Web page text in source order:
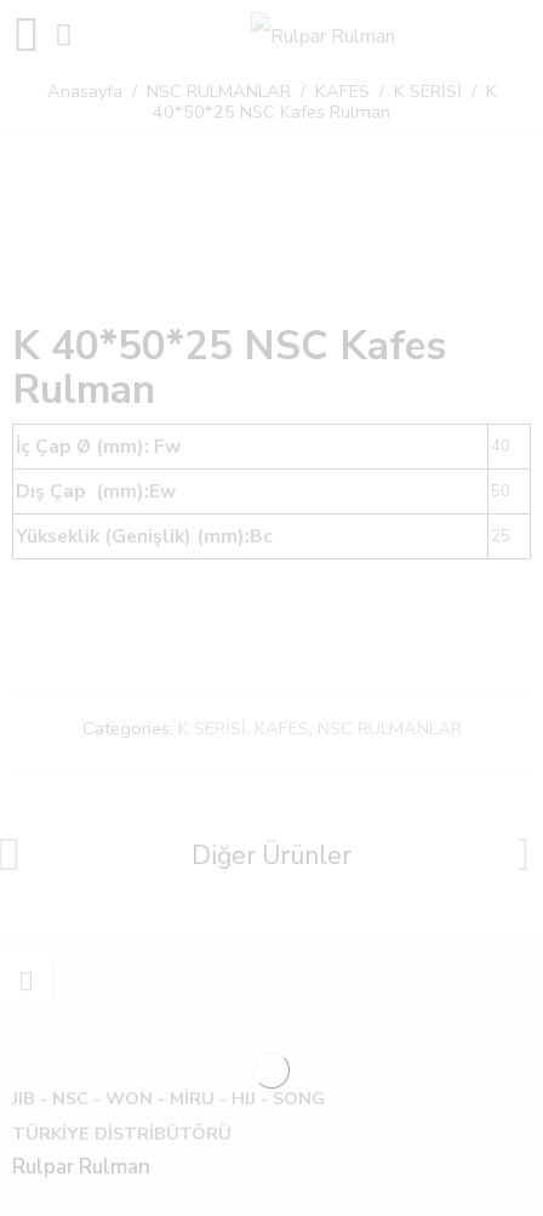
Anasayfa / NSC RULMANLAR / KAFES / K SERİSİ / K
40*50*25 NSC Kafes Rulman
K 40*50*25 NSC Kafes
Rulman
İç Çap Ø (mm): Fw 40
Dış Çap (mm):Ew 50
Yükseklik (Genişlik) (mm):Bc 25
Categories: K SERİSİ , KAFES, NSC RULMANLAR
Diğer Ürünler
JIB - NSC - WON - MİRU - HIJ - SONG
TÜRKİYE DİSTRİBÜTÖRÜ
Rulpar Rulman